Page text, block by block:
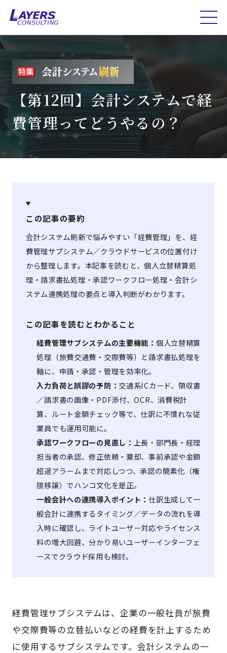
【第12回】会計システムで経
費管理ってどうやるの？
この記事の要約
会計システム刷新で悩みやすい「経費管理」を、経
費管理サブシステム／クラウドサービスの位置付け
から整理します。本記事を読むと、個人立替精算処
理・請求書払処理・承認ワークフロー処理・会計シ
ステム連携処理の要点と導入判断がわかります。
この記事を読むとわかること
経費管理サブシステムの主要機能： 個人立替精算
処理（旅費交通費・交際費等）と請求書払処理を
軸に、申請・承認・管理を効率化。
入力負荷と誤謬の予防： 交通系ICカード、領収書
／請求書の画像・PDF添付、OCR、消費税計
算、ルート金額チェック等で、仕訳に不慣れな従
業員でも運用可能に。
承認ワークフローの見直し： 上長・部門長・経理
担当者の承認、修正依頼・棄却、事前承認や金額
超過アラームまで対応しつつ、承認の簡素化（権
限移譲）でハンコ文化を是正。
一般会計への連携導入ポイント：仕訳生成して一
般会計に連携するタイミング／データの流れを導
入時に確認し、ライトユーザー対応やライセンス
料の増大回避、分かり易いユーザーインターフェ
ースでクラウド採用も検討。
経費管理サブシステムは、企業の一般社員が旅費
や交際費等の立替払いなどの経費を計上するため
に使用するサブシステムです。会計システムの一